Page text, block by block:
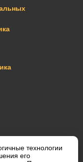
технологии
его